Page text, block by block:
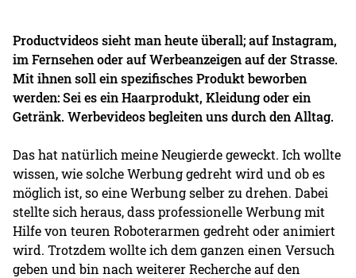
Productvideos sieht man heute überall; auf Instagram,
im Fernsehen oder auf Werbeanzeigen auf der Strasse.
Mit ihnen soll ein spezifisches Produkt beworben
werden: Sei es ein Haarprodukt, Kleidung oder ein
Getränk. Werbevideos begleiten uns durch den Alltag.
Das hat natürlich meine Neugierde geweckt. Ich wollte
wissen, wie solche Werbung gedreht wird und ob es
möglich ist, so eine Werbung selber zu drehen. Dabei
stellte sich heraus, dass professionelle Werbung mit
Hilfe von teuren Roboterarmen gedreht oder animiert
wird. Trotzdem wollte ich dem ganzen einen Versuch
geben und bin nach weiterer Recherche auf den